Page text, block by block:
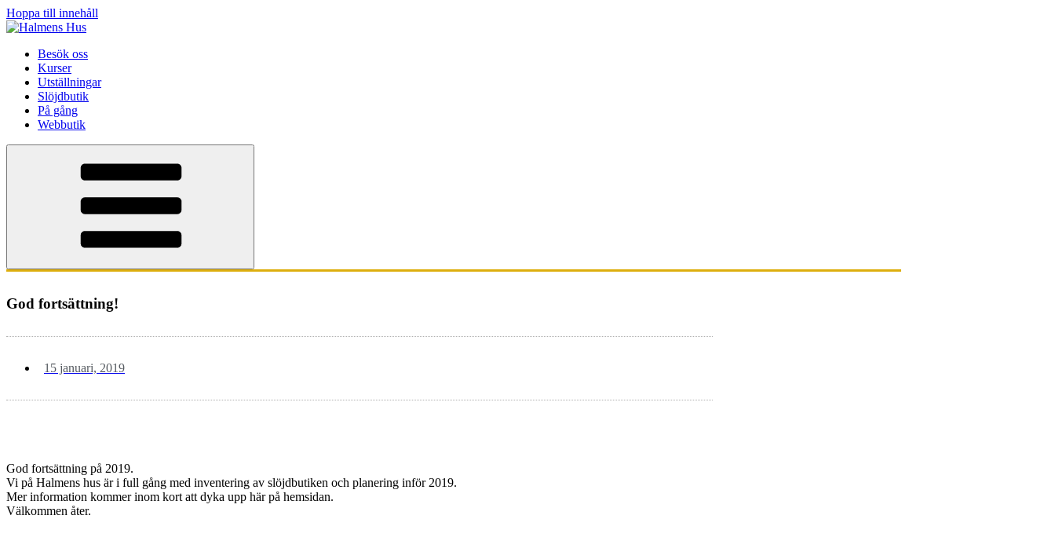
Hoppa till innehåll
Besök oss
Kurser
Utställningar
Slöjdbutik
På gång
Webbutik
God fortsättning!
15 januari, 2019
God fortsättning på 2019.
Vi på Halmens hus är i full gång med inventering av slöjdbutiken och planering inför 2019.
Mer information kommer inom kort att dyka upp här på hemsidan.
Välkommen åter.